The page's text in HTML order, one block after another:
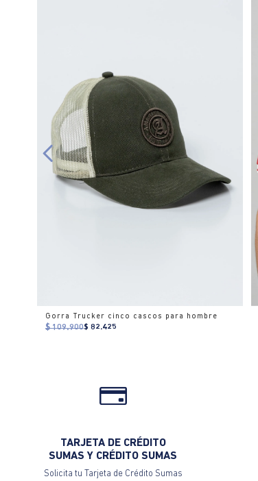
Gorra Trucker cinco cascos para hombre
$ 109.900$ 82.425
TARJETA DE CRÉDITO
SUMAS Y CRÉDITO SUMAS
Solicita tu Tarjeta de Crédito Sumas